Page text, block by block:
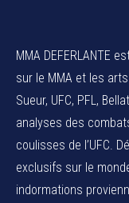
MMA DEFERLANTE
sur le MMA et les
Sueur, UFC, PFL,
analyses des
coulisses de l’UFC.
exclusifs sur le
indormations